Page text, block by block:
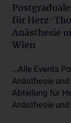
für Herz-
Anästhesie
Wien
...Alle Events
Anästhesie
Abteilung für
Anästhesie